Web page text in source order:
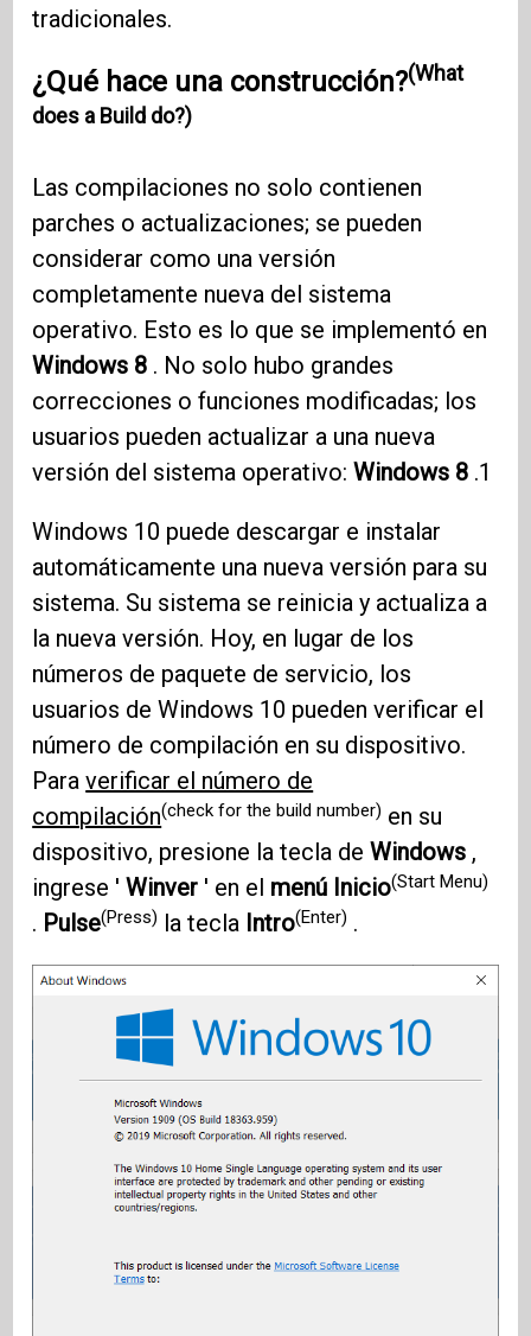
tradicionales.
¿Qué hace una construcción?(What
does a Build do?)
Las compilaciones no solo contienen
parches o actualizaciones; se pueden
considerar como una versión
completamente nueva del sistema
operativo. Esto es lo que se implementó en
Windows 8 . No solo hubo grandes
correcciones o funciones modificadas; los
usuarios pueden actualizar a una nueva
versión del sistema operativo:Windows 8 .1
Windows 10 puede descargar e instalar
automáticamente una nueva versión para su
sistema. Su sistema se reinicia y actualiza a
la nueva versión. Hoy, en lugar de los
números de paquete de servicio, los
usuarios de Windows 10 pueden verificar el
número de compilación en su dispositivo.
Paraverificar el número de
compilación(check for the build number) en su
dispositivo, presione la tecla deWindows ,
ingrese 'Winver ' en el menú Inicio(Start Menu)
. Pulse(Press) la tecla Intro(Enter) .